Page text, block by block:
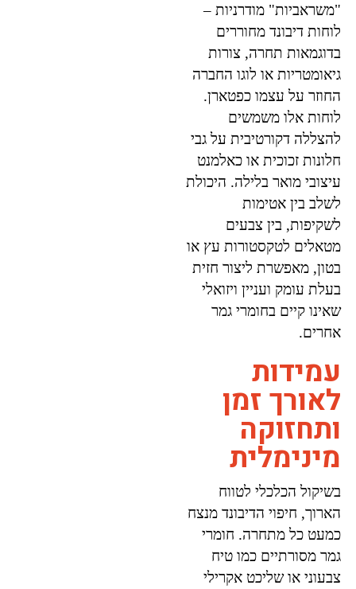
"משראביות" מודרניות –
לוחות דיבונד מחוררים
בדוגמאות תחרה, צורות
גיאומטריות או לוגו החברה
החוזר על עצמו כפטארן.
לוחות אלו משמשים
להצללה דקורטיבית על גבי
חלונות זכוכית או כאלמנט
עיצובי מואר בלילה. היכולת
לשלב בין אטימות
לשקיפות, בין צבעים
מטאלים לטקסטורות עץ או
בטון, מאפשרת ליצור חזית
בעלת עומק ועניין ויזואלי
שאינו קיים בחומרי גמר
אחרים.
עמידות
לאורך זמן
ותחזוקה
מינימלית
בשיקול הכלכלי לטווח
הארוך, חיפוי הדיבונד מנצח
כמעט כל מתחרה. חומרי
גמר מסורתיים כמו טיח
צבעוני או שליכט אקרילי